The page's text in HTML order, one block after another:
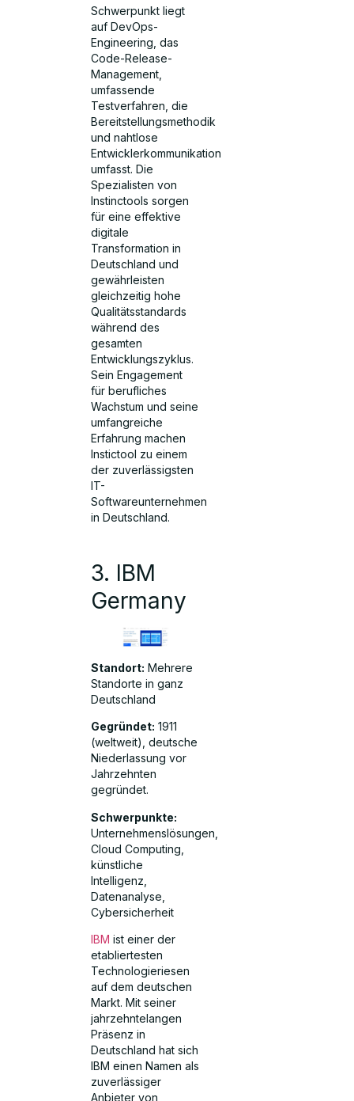
Schwerpunkt liegt
auf DevOps-
Engineering, das
Code-Release-
Management,
umfassende
Testverfahren, die
Bereitstellungsmethodik
und nahtlose
Entwicklerkommunikation
umfasst. Die
Spezialisten von
Instinctools sorgen
für eine effektive
digitale
Transformation in
Deutschland und
gewährleisten
gleichzeitig hohe
Qualitätsstandards
während des
gesamten
Entwicklungszyklus.
Sein Engagement
für berufliches
Wachstum und seine
umfangreiche
Erfahrung machen
Instictool zu einem
der zuverlässigsten
IT-
Softwareunternehmen
in Deutschland.
3. IBM
Germany
Standort: Mehrere
Standorte in ganz
Deutschland
Gegründet: 1911
(weltweit), deutsche
Niederlassung vor
Jahrzehnten
gegründet.
Schwerpunkte:
Unternehmenslösungen,
Cloud Computing,
künstliche
Intelligenz,
Datenanalyse,
Cybersicherheit
IBM ist einer der
etabliertesten
Technologieriesen
auf dem deutschen
Markt. Mit seiner
jahrzehntelangen
Präsenz in
Deutschland hat sich
IBM einen Namen als
zuverlässiger
Anbieter von